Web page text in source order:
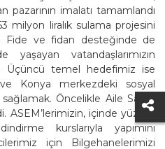
pazarının imalatı tamamlandı
milyon liralık sulama projesini
Fide ve fidan desteğinde de
vatandaşlarımızın
Üçüncü temel hedefimiz ise
Konya merkezdeki sosyal
sağlamak. Öncelikle Aile Sanat
ASEM’lerimizin, içinde yüzme
kurslarıyla yapımını
için Bilgehanelerimizi